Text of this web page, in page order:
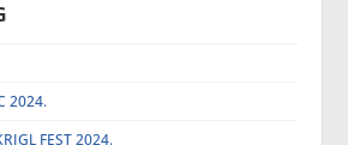
2024.
FEST 2024.